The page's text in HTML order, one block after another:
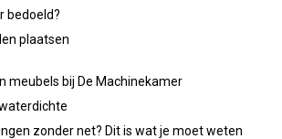
bedoeld?
plaatsen
meubels bij De Machinekamer
zonder net? Dit is wat je moet weten